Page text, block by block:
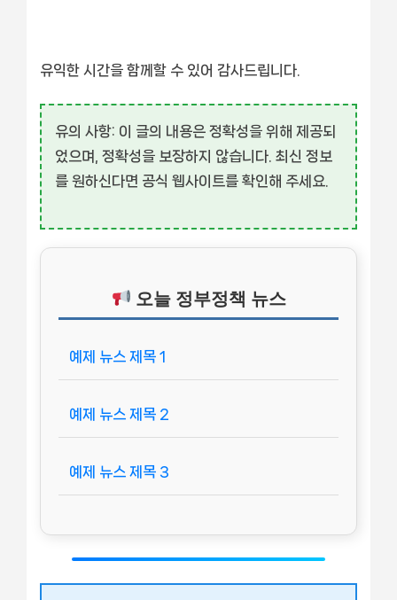
유익한 시간을 함께할 수 있어 감사드립니다.
유의 사항: 이 글의 내용은 정확성을 위해 제공되
었으며, 정확성을 보장하지 않습니다. 최신 정보
를 원하신다면 공식 웹사이트를 확인해 주세요.
오늘 정부정책 뉴스
예제 뉴스 제목 1
예제 뉴스 제목 2
예제 뉴스 제목 3